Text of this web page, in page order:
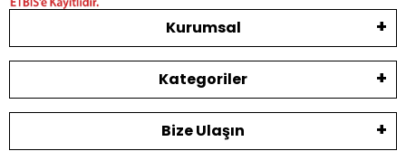
Kurumsal
Kategoriler
Bize Ulaşın